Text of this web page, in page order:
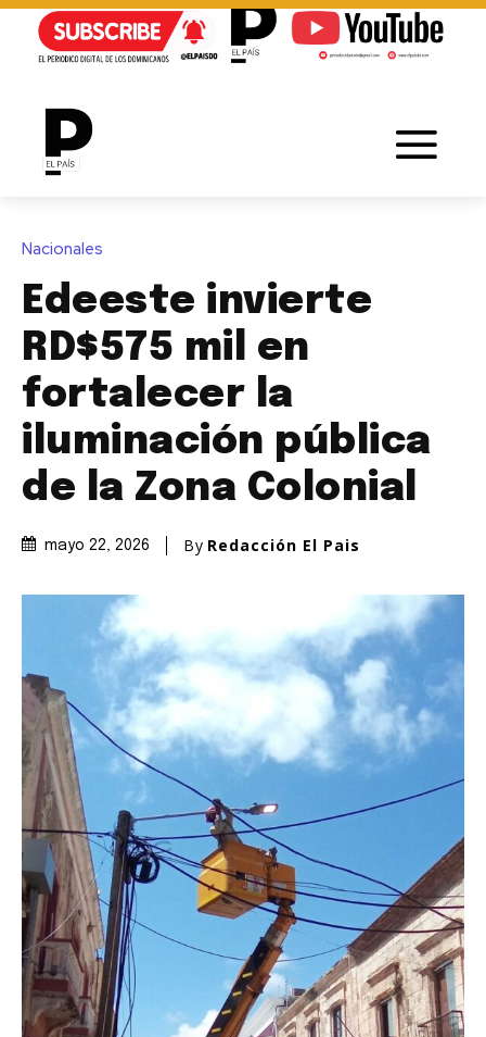
Nacionales
Edeeste invierte
RD$575 mil en
fortalecer la
iluminación pública
de la Zona Colonial
mayo 22, 2026 By Redacción El Pais